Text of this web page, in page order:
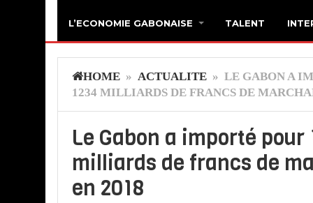
L’ECONOMIE GABONAISE TALENT
HOME » ACTUALITE » LE GABON A
1234 MILLIARDS DE FRANCS DE
Le Gabon a importé pour
milliards de francs de
en 2018